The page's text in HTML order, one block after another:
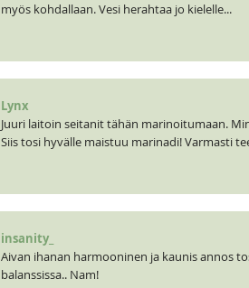
myös kohdallaan. Vesi herahtaa jo kielelle...
Lynx
Juuri laitoin seitanit tähän marinoitumaan.
Siis tosi hyvälle maistuu marinadi! Varmasti
insanity_
Aivan ihanan harmooninen ja kaunis annos
balanssissa.. Nam!